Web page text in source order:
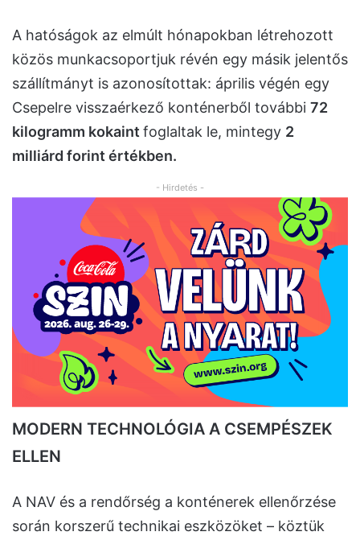
A hatóságok az elmúlt hónapokban létrehozott
közös munkacsoportjuk révén egy másik jelentős
szállítmányt is azonosítottak: április végén egy
Csepelre visszaérkező konténerből további 72
kilogramm kokaintfoglaltak le, mintegy 2
milliárd forint értékben.
- Hirdetés -
MODERN TECHNOLÓGIA A CSEMPÉSZEK
ELLEN
A NAV és a rendőrség a konténerek ellenőrzése
során korszerű technikai eszközöket – köztük